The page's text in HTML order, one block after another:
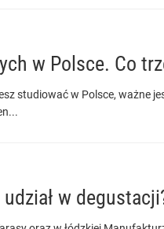
w Polsce. Co
studiować w Polsce, ważne
w